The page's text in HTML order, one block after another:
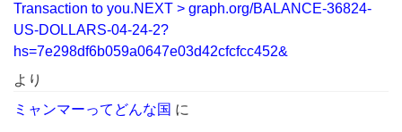
Transaction to you.NEXT > graph.org/BALANCE-36824-
US-DOLLARS-04-24-2?
hs=7e298df6b059a0647e03d42cfcfcc452&
より
ミャンマーってどんな国 に